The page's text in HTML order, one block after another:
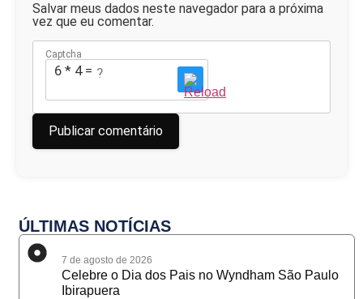
Salvar meus dados neste navegador para a próxima
vez que eu comentar.
Captcha
6 * 4 = ?
ÚLTIMAS NOTÍCIAS
7 de agosto de 2026
Celebre o Dia dos Pais no Wyndham São Paulo
Ibirapuera